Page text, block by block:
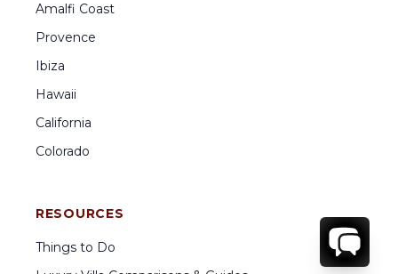
Amalfi Coast
Provence
Ibiza
Hawaii
California
Colorado
RESOURCES
Things to Do